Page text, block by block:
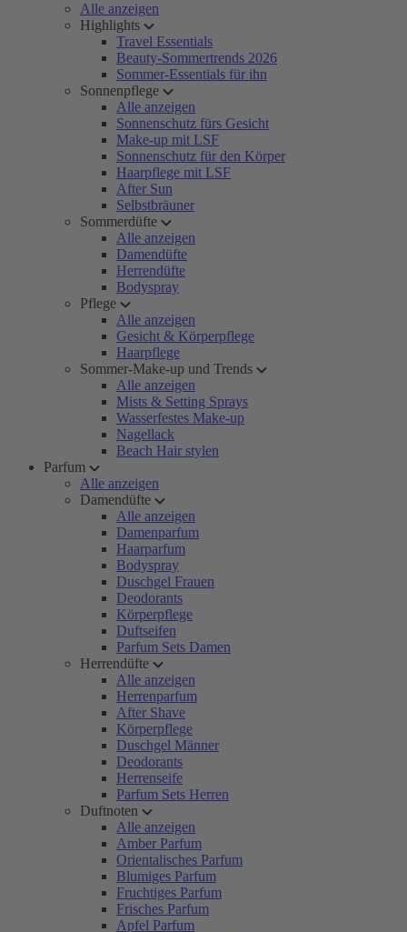
Alle anzeigen
Highlights
Travel Essentials
Beauty-Sommertrends 2026
Sommer-Essentials für ihn
Sonnenpflege
Alle anzeigen
Sonnenschutz fürs Gesicht
Make-up mit LSF
Sonnenschutz für den Körper
Haarpflege mit LSF
After Sun
Selbstbräuner
Sommerdüfte
Alle anzeigen
Damendüfte
Herrendüfte
Bodyspray
Pflege
Alle anzeigen
Gesicht & Körperpflege
Haarpflege
Sommer-Make-up und Trends
Alle anzeigen
Mists & Setting Sprays
Wasserfestes Make-up
Nagellack
Beach Hair stylen
Parfum
Alle anzeigen
Damendüfte
Alle anzeigen
Damenparfum
Haarparfum
Bodyspray
Duschgel Frauen
Deodorants
Körperpflege
Duftseifen
Parfum Sets Damen
Herrendüfte
Alle anzeigen
Herrenparfum
After Shave
Körperpflege
Duschgel Männer
Deodorants
Herrenseife
Parfum Sets Herren
Duftnoten
Alle anzeigen
Amber Parfum
Orientalisches Parfum
Blumiges Parfum
Fruchtiges Parfum
Frisches Parfum
Apfel Parfum